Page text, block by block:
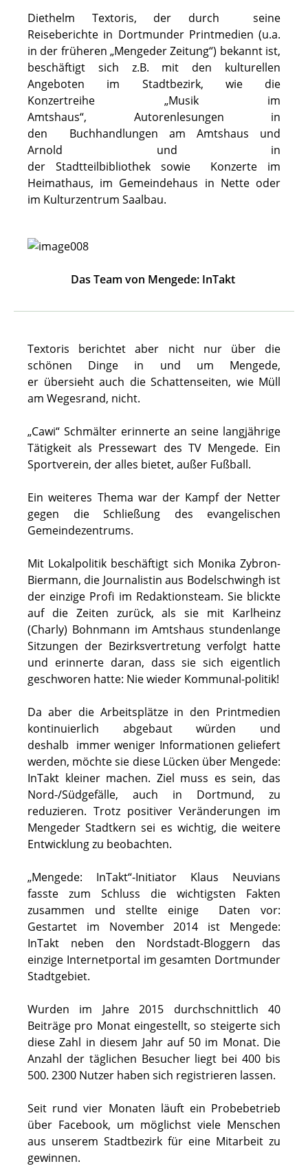
Diethelm Textoris, der durch seine
Reiseberichte in Dortmunder Printmedien (u.a.
in der früheren „Mengeder Zeitung“) bekannt ist,
beschäftigt sich z.B. mit den kulturellen
Angeboten im Stadtbezirk, wie die
Konzertreihe „Musik im
Amtshaus“, Autorenlesungen in
den Buchhandlungen am Amtshaus und
Arnold und in
der Stadtteilbibliothek sowie Konzerte im
Heimathaus, im Gemeindehaus in Nette oder
im Kulturzentrum Saalbau.
Das Team von Mengede: InTakt
Textoris berichtet aber nicht nur über die
schönen Dinge in und um Mengede,
er übersieht auch die Schattenseiten, wie Müll
am Wegesrand, nicht.
„Cawi“ Schmälter erinnerte an seine langjährige
Tätigkeit als Pressewart des TV Mengede. Ein
Sportverein, der alles bietet, außer Fußball.
Ein weiteres Thema war der Kampf der Netter
gegen die Schließung des evangelischen
Gemeindezentrums.
Mit Lokalpolitik beschäftigt sich Monika Zybron-
Biermann, die Journalistin aus Bodelschwingh ist
der einzige Profi im Redaktionsteam. Sie blickte
auf die Zeiten zurück, als sie mit Karlheinz
(Charly) Bohnmann im Amtshaus stundenlange
Sitzungen der Bezirksvertretung verfolgt hatte
und erinnerte daran, dass sie sich eigentlich
geschworen hatte: Nie wieder Kommunal-politik!
Da aber die Arbeitsplätze in den Printmedien
kontinuierlich abgebaut würden und
deshalb immer weniger Informationen geliefert
werden, möchte sie diese Lücken über Mengede:
InTakt kleiner machen. Ziel muss es sein, das
Nord-/Südgefälle, auch in Dortmund, zu
reduzieren. Trotz positiver Veränderungen im
Mengeder Stadtkern sei es wichtig, die weitere
Entwicklung zu beobachten.
„Mengede: InTakt“-Initiator Klaus Neuvians
fasste zum Schluss die wichtigsten Fakten
zusammen und stellte einige Daten vor:
Gestartet im November 2014 ist Mengede:
InTakt neben den Nordstadt-Bloggern das
einzige Internetportal im gesamten Dortmunder
Stadtgebiet.
Wurden im Jahre 2015 durchschnittlich 40
Beiträge pro Monat eingestellt, so steigerte sich
diese Zahl in diesem Jahr auf 50 im Monat. Die
Anzahl der täglichen Besucher liegt bei 400 bis
500. 2300 Nutzer haben sich registrieren lassen.
Seit rund vier Monaten läuft ein Probebetrieb
über Facebook, um möglichst viele Menschen
aus unserem Stadtbezirk für eine Mitarbeit zu
gewinnen.